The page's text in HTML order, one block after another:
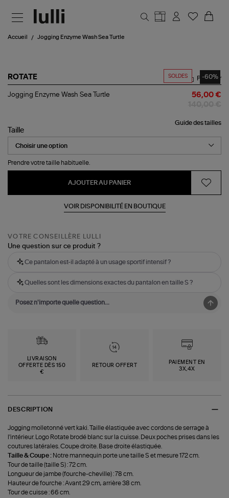
Accueil Jogging Enzyme Wash Sea Turtle
SOLDES -60%
ROTATE
Jogging
Turtle
Partager
Jogging Enzyme Wash Sea Turtle 56,00 €
Guide des tailles
Taille
Prendre votre taille habituelle.
AJOUTER AU PANIER
VOIR DISPONIBILITÉ EN BOUTIQUE
VOTRE CONSEILLÈRE LULLI
Une question sur ce produit ?
Ce pantalon est-il adapté à un usage sportif intensif ?
Quelles sont les dimensions exactes du pantalon en taille S ?
LIVRAISON
OFFERTE DÈS 150
€
RETOUR OFFERT
PAIEMENT EN
3X,4X
DESCRIPTION
Jogging molletonné vert kaki. Taille élastiquée avec cordons de serrage à
l'intérieur. Logo Rotate brodé blanc sur la cuisse. Deux poches prises dans les
coutures latérales. Coupe droite. Base droite élastiquée.
Taille & Coupe : Notre mannequin porte une taille S et mesure 172 cm.
Tour de taille (taille S) : 72 cm.
Longueur de jambe (fourche-cheville) : 78 cm.
Hauteur de fourche : Avant 29 cm, arrière 38 cm.
Tour de cuisse : 66 cm.